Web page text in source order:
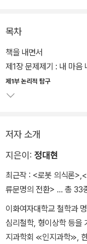
물음은 철학사에서 중요
원초적 자리를 빈 자리,
리를 영혼이라고 한다. 마
기적 관점의 실천 문맥에
이를 수 있는 이성 능력의
그리 쉽게 생각할 수 있는
마음의 동일성은 심성 내
두가 수용하기 어려운 심
고, 심성내용이 신체성의
다.
목차
책을 내면서
제1장 문제제기 : 내 마음
제1부 논리적 탐구
저자 소개
지은이: 정대현
최근작 : <로봇 의식론>,
류문명의 전환> … 총 33
이화여자대학교 철학과
심리철학, 형이상학 등
지과학회 ≪인지과학≫,